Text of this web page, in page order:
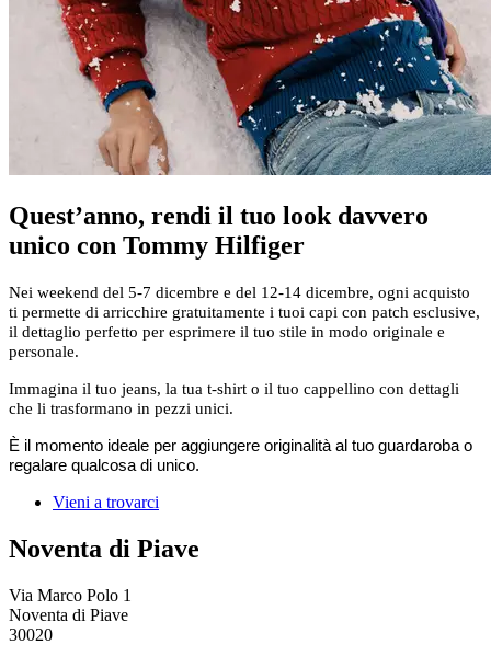
Quest’anno, rendi il tuo look davvero
unico con Tommy Hilfiger
Nei weekend del 5-7 dicembre e del 12-14 dicembre, ogni acquisto
ti permette di arricchire gratuitamente i tuoi capi con patch esclusive,
il dettaglio perfetto per esprimere il tuo stile in modo originale e
personale.
Immagina il tuo jeans, la tua t-shirt o il tuo cappellino con dettagli
che li trasformano in pezzi unici.
È il momento ideale per aggiungere originalità al tuo guardaroba o
regalare qualcosa di unico.
Vieni a trovarci
Noventa di Piave
Via Marco Polo 1
Noventa di Piave
30020